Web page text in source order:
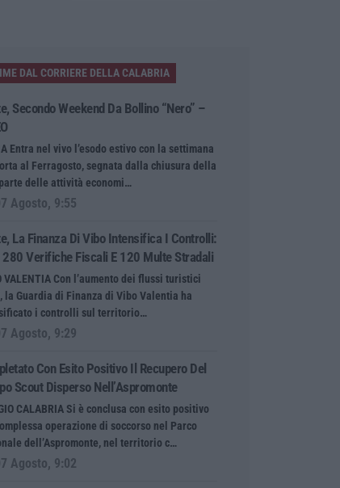
DAL CORRIERE DELLA CALABRIA
Secondo Weekend Da Bollino “nero” –
Entra nel vivo l’esodo estivo con la settimana
al Ferragosto, segnata dalla chiusura della
delle attività economi…
Agosto, 9:55
La Finanza Di Vibo Intensifica I Controlli:
280 Verifiche Fiscali E 120 Multe Stradali
VALENTIA Con l’aumento dei flussi turistici
la Guardia di Finanza di Vibo Valentia ha
i controlli sul territorio…
Agosto, 9:29
Con Esito Positivo Il Recupero Del
Scout Disperso Nell’Aspromonte
CALABRIA Si è conclusa con esito positivo
operazione di soccorso nel Parco
dell’Aspromonte, nel territorio c…
Agosto, 9:02